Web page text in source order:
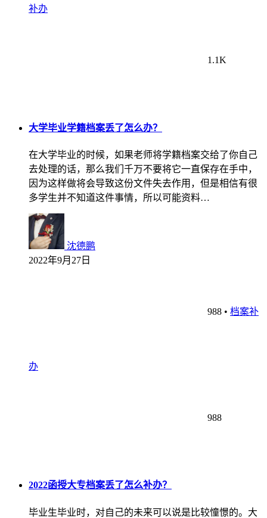
补办
1.1K
大学毕业学籍档案丢了怎么办？
在大学毕业的时候，如果老师将学籍档案交给了你自己
去处理的话，那么我们千万不要将它一直保存在手中，
因为这样做将会导致这份文件失去作用，但是相信有很
多学生并不知道这件事情，所以可能资料…
沈德鹏
2022年9月27日
988 • 档案补
办
988
2022函授大专档案丢了怎么补办？
毕业生毕业时，对自己的未来可以说是比较憧憬的。大